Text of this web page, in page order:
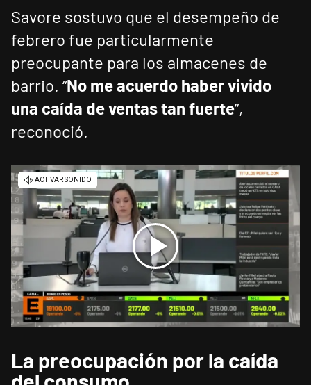
Savore sostuvo que el desempeño de
febrero fue particularmente
preocupante para los almacenes de
barrio. “No me acuerdo haber vivido
una caída de ventas tan fuerte”,
reconoció.
La preocupación por la caída